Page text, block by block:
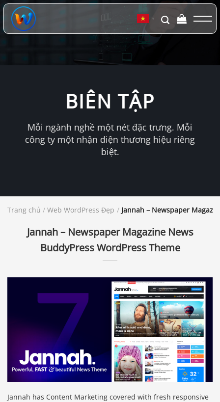
Chuyển
đến
dung
▼
BIÊN TẬP
Mỗi ngành nghề một nét đặc trưng. Mỗi
công ty một nhận diện thương hiệu riêng
biệt.
Trang chủ / Web WordPress Đẹp / Jannah – Newspaper
Jannah – Newspaper Magazine News
BuddyPress WordPress Theme
Jannah has Content Marketing covered with fresh responsive